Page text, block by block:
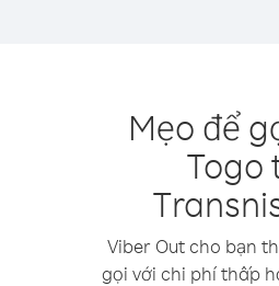
Mẹo để
Togo
Viber Out cho bạn
gọi với chi phí thấp